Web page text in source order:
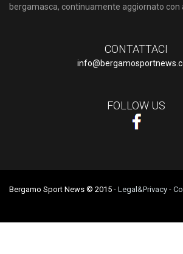
bergamasca, continuamente aggiornato con
CONTATTACI
FOLLOW US
Bergamo Sport News © 2015 - Legal&Privacy -